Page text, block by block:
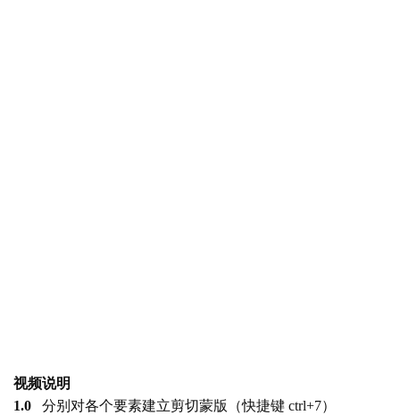
视频说明
1.0 分别对各个要素建立剪切蒙版（快捷键 ctrl+7）